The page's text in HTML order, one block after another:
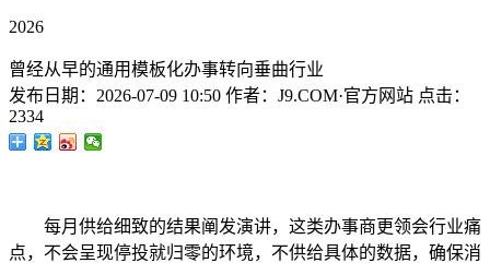
2026
曾经从早的通用模板化办事转向垂曲行业
发布日期： 2026-07-09 10:50 作者： J9.COM·官方网站 点击：
2334
每月供给细致的结果阐发演讲，这类办事商更领会行业痛
点，不会呈现停投就归零的环境，不供给具体的数据，确保消